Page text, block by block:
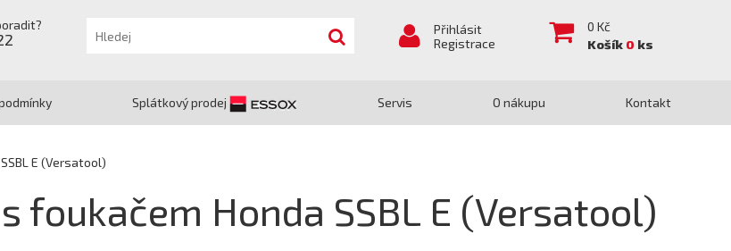
Přihlásit
Registrace
0 Kč
Košík 0 ks
Splátkový prodej Servis O nákupu Kontakt
E (Versatool)
foukačem Honda SSBL E (Versatool)